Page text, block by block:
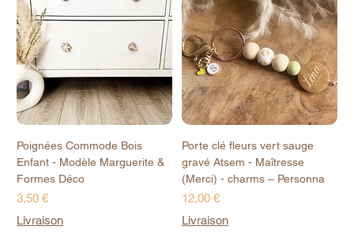
Poignées Commode Bois
Enfant - Modèle Marguerite &
Formes Déco
Prix
3,50 €
Livraison
Porte clé fleurs vert sauge
gravé Atsem - Maîtresse
(Merci) - charms – Personna
Prix
12,00 €
Livraison